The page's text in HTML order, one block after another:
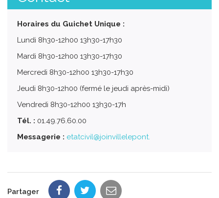
Horaires du Guichet Unique :
Lundi 8h30-12h00 13h30-17h30
Mardi 8h30-12h00 13h30-17h30
Mercredi 8h30-12h00 13h30-17h30
Jeudi 8h30-12h00 (fermé le jeudi après-midi)
Vendredi 8h30-12h00 13h30-17h
Tél. : 01.49.76.60.00
Messagerie : etatcivil@joinvillelepont.
Partager